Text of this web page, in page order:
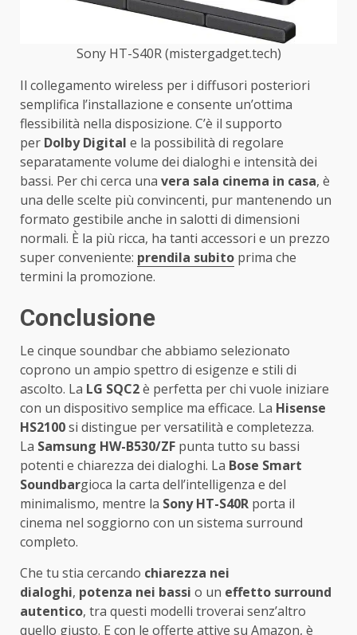
Sony HT-S40R (mistergadget.tech)
Il collegamento wireless per i diffusori posteriori
semplifica l’installazione e consente un’ottima
flessibilità nella disposizione. C’è il supporto
per Dolby Digital e la possibilità di regolare
separatamente volume dei dialoghi e intensità dei
bassi. Per chi cerca una vera sala cinema in casa, è
una delle scelte più convincenti, pur mantenendo un
formato gestibile anche in salotti di dimensioni
normali. È la più ricca, ha tanti accessori e un prezzo
super conveniente: prendila subito prima che
termini la promozione.
Conclusione
Le cinque soundbar che abbiamo selezionato
coprono un ampio spettro di esigenze e stili di
ascolto. La LG SQC2è perfetta per chi vuole iniziare
con un dispositivo semplice ma efficace. La Hisense
HS2100si distingue per versatilità e completezza.
La Samsung HW-B530/ZF punta tutto su bassi
potenti e chiarezza dei dialoghi. La Bose Smart
Soundbargioca la carta dell’intelligenza e del
minimalismo, mentre la Sony HT-S40R porta il
cinema nel soggiorno con un sistema surround
completo.
Che tu stia cercando chiarezza nei
dialoghi, potenza nei bassi o un effetto surround
autentico, tra questi modelli troverai senz’altro
quello giusto. E con le offerte attive su Amazon, è